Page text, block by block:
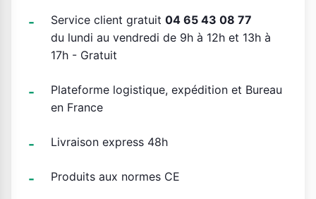
Service client gratuit 04 65 43 08 77
du lundi au vendredi de 9h à 12h et 13h à
17h - Gratuit
Plateforme logistique, expédition et Bureau
en France
Livraison express 48h
Produits aux normes CE